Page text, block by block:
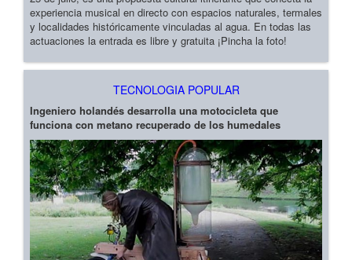
experiencia musical en directo con espacios naturales, termales
y localidades históricamente vinculadas al agua. En todas las
actuaciones la entrada es libre y gratuita ¡Pincha la foto!
TECNOLOGIA POPULAR
Ingeniero holandés desarrolla una motocicleta que
funciona con metano recuperado de los humedales